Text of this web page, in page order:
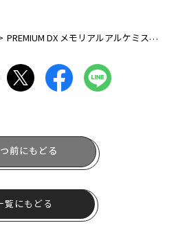
PREMIUM DX メモリアルアルケミスドライバーユニット
前にもどる
覧にもどる